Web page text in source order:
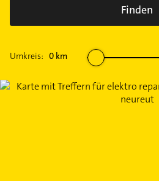
Finden
Umkreis: 0 km